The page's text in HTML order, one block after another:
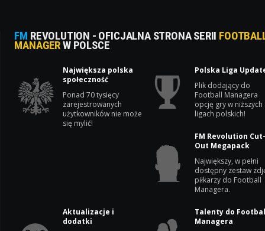
FM REVOLUTION - OFICJALNA STRONA SERII
MANAGERW POLSCE
Największa polska
społeczność
Ponad 70 tysięcy
zarejestrowanych
użytkowników nie może
się mylić!
Polska Liga
Plik dodający do
Football Managera
opcję gry w niższych
ligach polskich!
FM Revolution
Out Megapack
Największy, w pełni
dostępny zestaw
piłkarzy do Football
Managera.
Aktualizacje i
dodatki
Talenty do
Managera